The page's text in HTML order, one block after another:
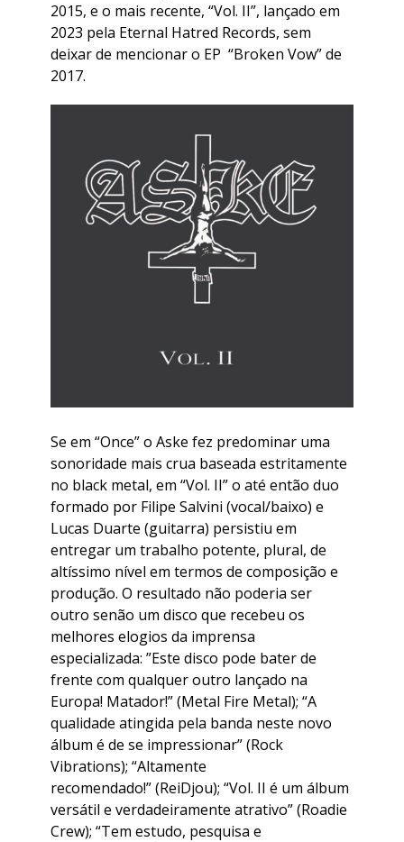
2015, e o mais recente, “Vol. II”, lançado em
2023 pela Eternal Hatred Records, sem
deixar de mencionar o EP “Broken Vow” de
2017.
Se em “Once” o Aske fez predominar uma
sonoridade mais crua baseada estritamente
no black metal, em “Vol. II” o até então duo
formado por Filipe Salvini (vocal/baixo) e
Lucas Duarte (guitarra) persistiu em
entregar um trabalho potente, plural, de
altíssimo nível em termos de composição e
produção. O resultado não poderia ser
outro senão um disco que recebeu os
melhores elogios da imprensa
especializada: ”Este disco pode bater de
frente com qualquer outro lançado na
Europa! Matador!” (Metal Fire Metal); “A
qualidade atingida pela banda neste novo
álbum é de se impressionar” (Rock
Vibrations); “Altamente
recomendado!” (ReiDjou); “Vol. II é um álbum
versátil e verdadeiramente atrativo” (Roadie
Crew); “Tem estudo, pesquisa e